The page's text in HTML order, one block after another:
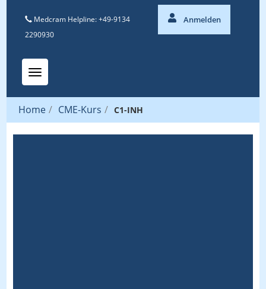
Medcram Helpline: +49-9134
2290930
Anmelden
Toggle navigation
Home / CME-Kurs / C1-INH